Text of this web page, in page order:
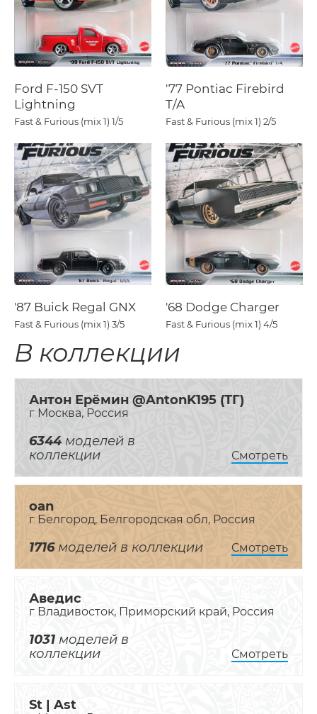
Ford F-150 SVT
Lightning
Fast & Furious (mix 1) 1/5
'77 Pontiac Firebird
T/A
Fast & Furious (mix 1) 2/5
'87 Buick Regal GNX
Fast & Furious (mix 1) 3/5
'68 Dodge Charger
Fast & Furious (mix 1) 4/5
В коллекции
Антон Ерёмин @AntonK195 (ТГ)
г Москва, Россия
6344моделей в
коллекции
Смотреть
oan
г Белгород, Белгородская обл, Россия
1716моделей в коллекции Смотреть
Аведис
г Владивосток, Приморский край, Россия
1031 моделей в
коллекции
Смотреть
St | Ast